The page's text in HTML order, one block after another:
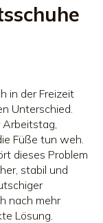
in der Freizeit
Unterschied.
Füße tun weh.
dieses Problem
stabil und
nach mehr
Lösung.